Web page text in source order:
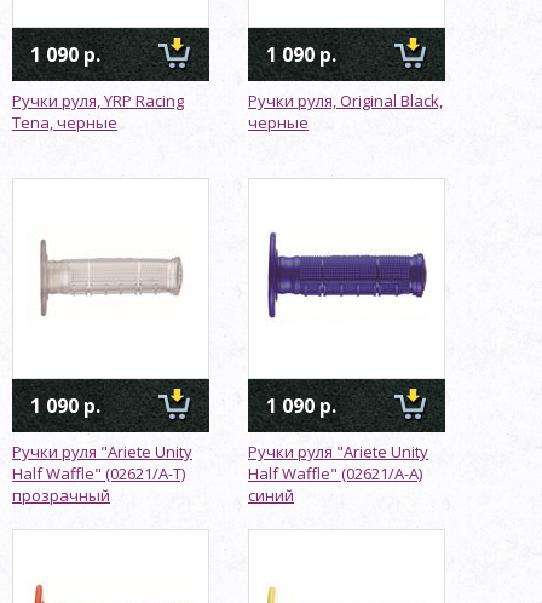
1 090 р.
Ручки руля, YRP Racing
Tena, черные
1 090 р.
Ручки руля, Original Black,
черные
1 090 р.
Ручки руля "Ariete Unity
Half Waffle" (02621/A-T)
прозрачный
1 090 р.
Ручки руля "Ariete Unity
Half Waffle" (02621/A-А)
синий